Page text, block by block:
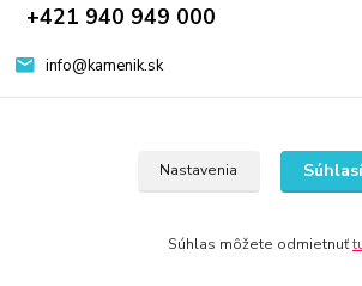
+421 940 949 000
info@kamenik.sk
© 2024 Všetky práva vyhradené
Nastavenia
Súhlas môžete odmietnuť